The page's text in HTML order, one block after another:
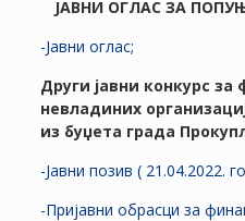
ЈАВНИ ОГЛАС ЗА
-Јавни оглас;
Други јавни конкурс
невладиних
из буџета града
-Јавни позив ( 21.04.2022.
-Пријавни обрасци за